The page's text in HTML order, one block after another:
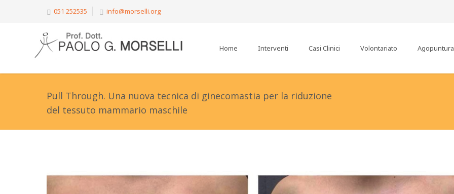
051 252535 info@morselli.org
Home Interventi Casi Clinici Volontariato Agopuntura
Pull Through. Una nuova tecnica di ginecomastia per la riduzione
del tessuto mammario maschile